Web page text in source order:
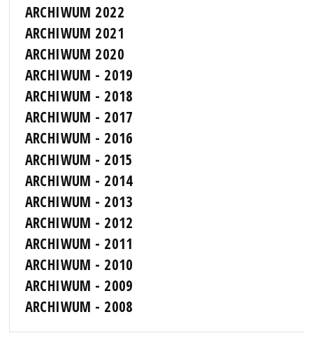
ARCHIWUM 2022
ARCHIWUM 2021
ARCHIWUM 2020
ARCHIWUM - 2019
ARCHIWUM - 2018
ARCHIWUM - 2017
ARCHIWUM - 2016
ARCHIWUM - 2015
ARCHIWUM - 2014
ARCHIWUM - 2013
ARCHIWUM - 2012
ARCHIWUM - 2011
ARCHIWUM - 2010
ARCHIWUM - 2009
ARCHIWUM - 2008